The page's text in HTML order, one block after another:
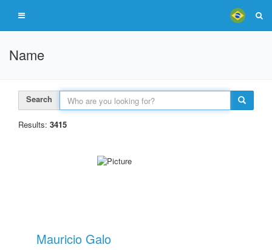
Name
Search
Results: 3415
Mauricio Galo